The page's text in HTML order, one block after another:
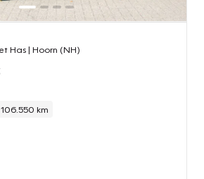
Has| Hoorn (NH)
106.550 km